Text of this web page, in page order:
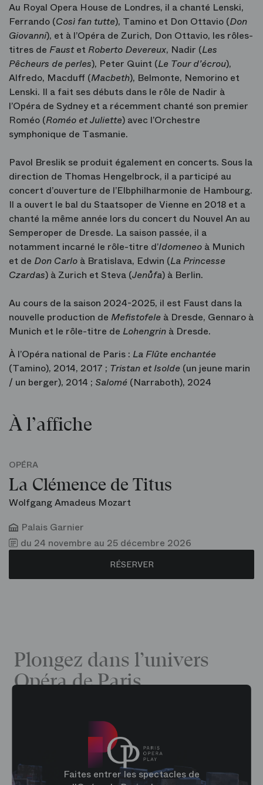
Au Royal Opera House de Londres, il a chanté Lenski,
Ferrando (Così fan tutte), Tamino et Don Ottavio (Don
Giovanni), et à l’Opéra de Zurich, Don Ottavio, les rôles-
titres de Faustet Roberto Devereux, Nadir (Les
Pêcheurs de perles), Peter Quint (Le Tour d’écrou),
Alfredo, Macduff (Macbeth), Belmonte, Nemorino et
Lenski. Il a fait ses débuts dans le rôle de Nadir à
l’Opéra de Sydney et a récemment chanté son premier
Roméo (Roméo et Juliette) avec l’Orchestre
symphonique de Tasmanie.
Pavol Breslik se produit également en concerts. Sous la
direction de Thomas Hengelbrock, il a participé au
concert d’ouverture de l’Elbphilharmonie de Hambourg.
Il a ouvert le bal du Staatsoper de Vienne en 2018 et a
chanté la même année lors du concert du Nouvel An au
Semperoper de Dresde. La saison passée, il a
notamment incarné le rôle-titre d’Idomeneo à Munich
et de Don Carlo à Bratislava, Edwin (La Princesse
Czardas) à Zurich et Steva (Jenůfa) à Berlin.
Au cours de la saison 2024-2025, il est Faust dans la
nouvelle production de Mefistofele à Dresde, Gennaro à
Munich et le rôle-titre de Lohengrin à Dresde.
À l’Opéra national de Paris : La Flûte enchantée
(Tamino), 2014, 2017 ; Tristan et Isolde (un jeune marin
/ un berger), 2014 ; Salomé (Narraboth), 2024
À l’affiche
OPÉRA
La Clémence de Titus
Wolfgang Amadeus Mozart
Palais Garnier
du 24 novembre au 25 décembre 2026
RÉSERVER
Plongez dans l’univers
Opéra de Paris
Faites entrer les spectacles de